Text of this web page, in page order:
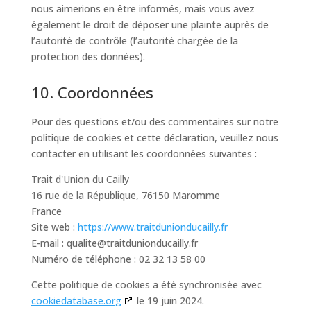
nous aimerions en être informés, mais vous avez
également le droit de déposer une plainte auprès de
l’autorité de contrôle (l’autorité chargée de la
protection des données).
10. Coordonnées
Pour des questions et/ou des commentaires sur notre
politique de cookies et cette déclaration, veuillez nous
contacter en utilisant les coordonnées suivantes :
Trait d'Union du Cailly
16 rue de la République, 76150 Maromme
France
Site web : https://www.traitdunionducailly.fr
E-mail : qualite@traitdunionducailly.fr
Numéro de téléphone : 02 32 13 58 00
Cette politique de cookies a été synchronisée avec
cookiedatabase.org
le 19 juin 2024.